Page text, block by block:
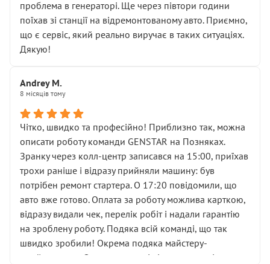
( ну все зняли та доробили) дякую!
Окремий момент, який виглядає абсурдно:
мені заявили, що бачок гальмівної рідини потрібно
міняти разом із головним гальмівним циліндром у
Для людини, яка хоча б трохи розуміється на техніці,
це звучить як мінімум непрофесійно, а як максимум —
спроба продати дорогий вузол замість елементарних
ущільнювачів.
Що прикро — це не перший мій візит. Раніше міняв у
вас стартер, і тоді сервіс наче справив хороше
враження. Але згодом знайшов декілька гайок під
лобовим склом. Мені пояснили, що це “старі гайки, які
відкручували”, і попросили не хвилюватися. ( надіюсь
новий власник, не застяг в полі))
Але після нинішнього візиту такі дрібниці вже не
здаються дрібницями.
Я — клієнт, який працює на довірі, і саме її цей сервіс
проблема в генераторі. Ще через півтори години
поїхав зі станції на відремонтованому авто. Приємно,
що є сервіс, який реально виручає в таких ситуаціях.
Дякую!
Andrey M.
8 місяців тому
Чітко, швидко та професійно! Приблизно так, можна
описати роботу команди GENSTAR на Позняках.
Зранку через колл-центр записався на 15:00, приїхав
трохи раніше і відразу прийняли машину: був
потрібен ремонт стартера. О 17:20 повідомили, що
авто вже готово. Оплата за роботу можлива карткою,
відразу видали чек, перелік робіт і надали гарантію
на зроблену роботу. Подяка всій команді, що так
швидко зробили! Окрема подяка майстеру-
приймальнику Олександру: всі чітко та по суті.